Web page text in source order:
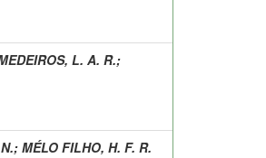
L. A. R.;
; MÉLO FILHO, H. F. R.